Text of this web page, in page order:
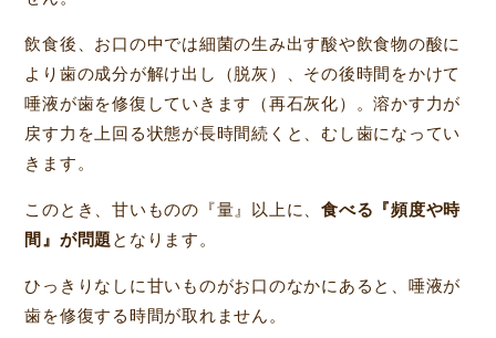
飲食後、お口の中では細菌の生み出す酸や飲食物の酸に
より歯の成分が解け出し（脱灰）、その後時間をかけて
唾液が歯を修復していきます（再石灰化）。溶かす力が
戻す力を上回る状態が長時間続くと、むし歯になってい
きます。
このとき、甘いものの『量』以上に、食べる『頻度や時
間』が問題 となります。
ひっきりなしに甘いものがお口のなかにあると、唾液が
歯を修復する時間が取れません。